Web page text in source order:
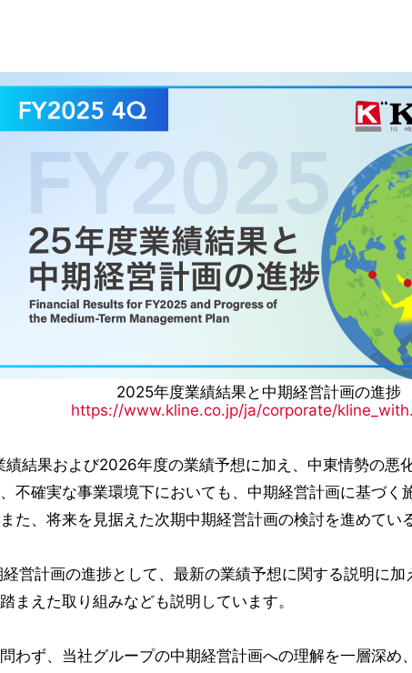
2025年度業績結果と中期経営計画の進捗
https://www.kline.co.jp/ja/corporate/
結果および2026年度の業績予想に加え、中東情勢の悪
不確実な事業環境下においても、中期経営計画に基づ
た、将来を見据えた次期中期経営計画の検討を進めてい
営計画の進捗として、最新の業績予想に関する説明に
まえた取り組みなども説明しています。
わず、当社グループの中期経営計画への理解を一層深め